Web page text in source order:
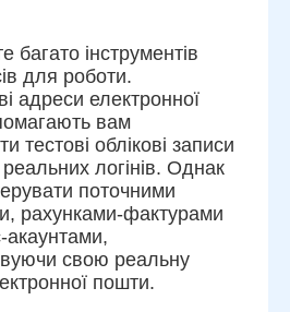
багато інструментів
для роботи.
адреси електронної
вам
тестові облікові записи
логінів. Однак
поточними
рахунками-фактурами
акаунтами,
свою реальну
пошти.